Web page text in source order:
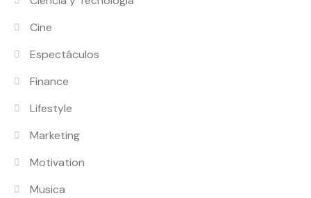
Cine
Espectáculos
Finance
Lifestyle
Marketing
Motivation
Musica